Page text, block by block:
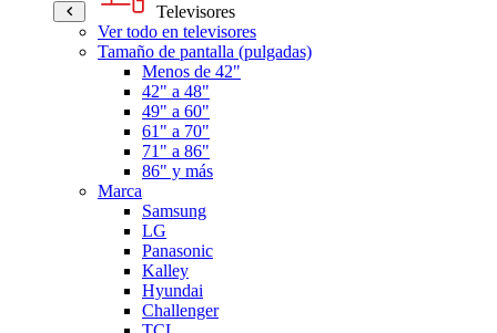
Televisores
Ver todo en televisores
Tamaño de pantalla (pulgadas)
Menos de 42"
42" a 48"
49" a 60"
61" a 70"
71" a 86"
86" y más
Marca
Samsung
LG
Panasonic
Kalley
Hyundai
Challenger